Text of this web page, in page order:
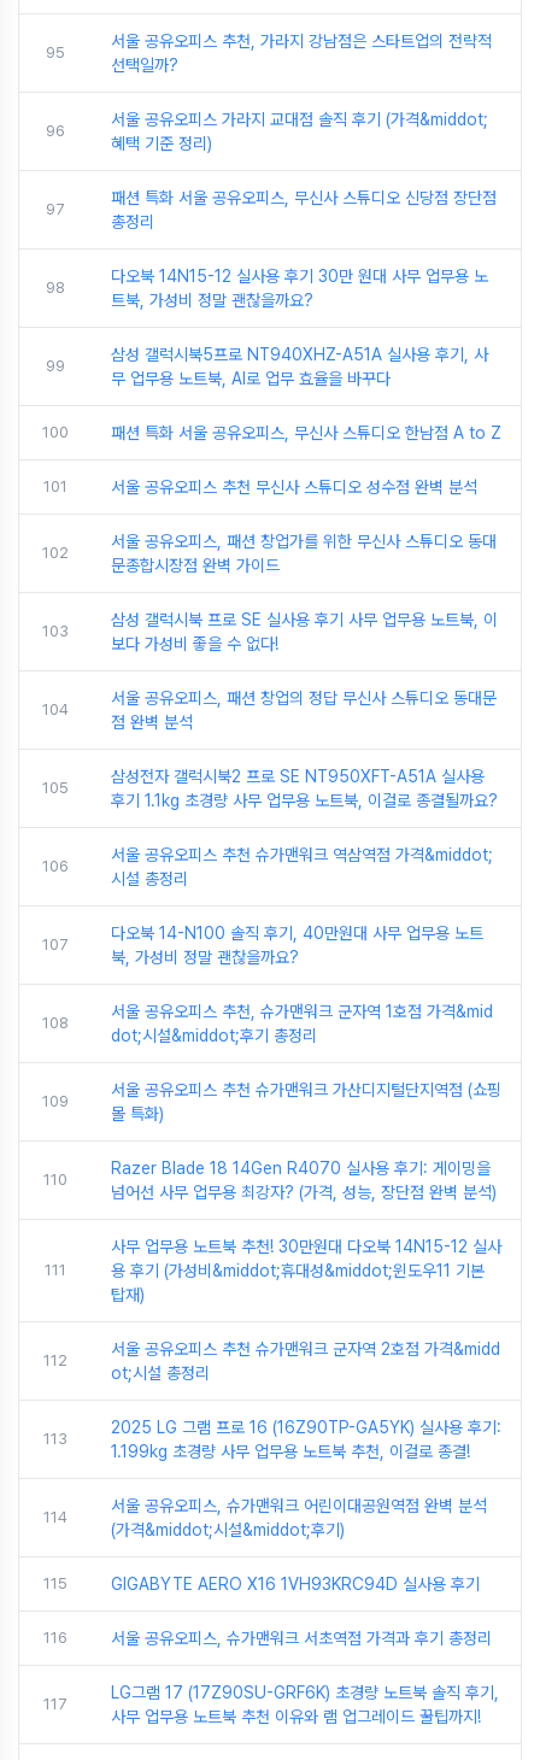
95
서울 공유오피스 추천, 가라지 강남점은 스타트업의 전략적
선택일까?
96
서울 공유오피스 가라지 교대점 솔직 후기 (가격&middot;
혜택 기준 정리)
97
패션 특화 서울 공유오피스, 무신사 스튜디오 신당점 장단점
총정리
98
다오북 14N15-12 실사용 후기 30만 원대 사무 업무용 노
트북, 가성비 정말 괜찮을까요?
99
삼성 갤럭시북5프로 NT940XHZ-A51A 실사용 후기, 사
무 업무용 노트북, AI로 업무 효율을 바꾸다
100 패션 특화 서울 공유오피스, 무신사 스튜디오 한남점 A to Z
101 서울 공유오피스 추천 무신사 스튜디오 성수점 완벽 분석
102
서울 공유오피스, 패션 창업가를 위한 무신사 스튜디오 동대
문종합시장점 완벽 가이드
103
삼성 갤럭시북 프로 SE 실사용 후기 사무 업무용 노트북, 이
보다 가성비 좋을 수 없다!
104
서울 공유오피스, 패션 창업의 정답 무신사 스튜디오 동대문
점 완벽 분석
105
삼성전자 갤럭시북2 프로 SE NT950XFT-A51A 실사용
후기 1.1kg 초경량 사무 업무용 노트북, 이걸로 종결될까요?
106
서울 공유오피스 추천 슈가맨워크 역삼역점 가격&middot;
시설 총정리
107
다오북 14-N100 솔직 후기, 40만원대 사무 업무용 노트
북, 가성비 정말 괜찮을까요?
108
서울 공유오피스 추천, 슈가맨워크 군자역 1호점 가격&mid
dot;시설&middot;후기 총정리
109
서울 공유오피스 추천 슈가맨워크 가산디지털단지역점 (쇼핑
몰 특화)
110
Razer Blade 18 14Gen R4070 실사용 후기: 게이밍을
넘어선 사무 업무용 최강자? (가격, 성능, 장단점 완벽 분석)
111
사무 업무용 노트북 추천! 30만원대 다오북 14N15-12 실사
용 후기 (가성비&middot;휴대성&middot;윈도우11 기본
탑재)
112
서울 공유오피스 추천 슈가맨워크 군자역 2호점 가격&midd
ot;시설 총정리
113
2025 LG 그램 프로 16 (16Z90TP-GA5YK) 실사용 후기:
1.199kg 초경량 사무 업무용 노트북 추천, 이걸로 종결!
114
서울 공유오피스, 슈가맨워크 어린이대공원역점 완벽 분석
(가격&middot;시설&middot;후기)
115 GIGABYTE AERO X16 1VH93KRC94D 실사용 후기
116 서울 공유오피스, 슈가맨워크 서초역점 가격과 후기 총정리
117
LG그램 17 (17Z90SU-GRF6K) 초경량 노트북 솔직 후기,
사무 업무용 노트북 추천 이유와 램 업그레이드 꿀팁까지!